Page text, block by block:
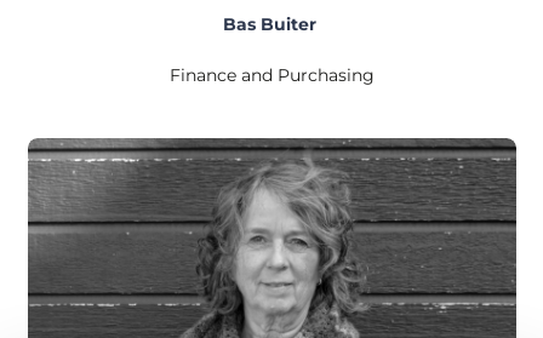
Bas Buiter
Finance and Purchasing